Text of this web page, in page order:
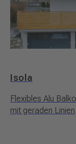
Isola
Flexibles Alu
mit geraden Linien